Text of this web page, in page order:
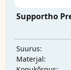
Supportho
Suurus:
Materjal: